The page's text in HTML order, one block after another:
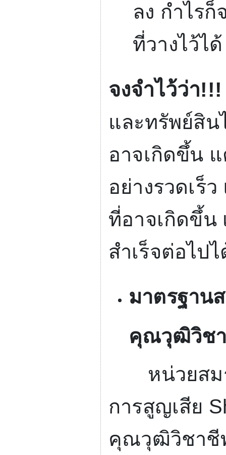
ลง กำไร
ที่วางไว้ได้
จงจำไว้ว่า!!!
และทรัพย์สิน
อาจเกิดขึ้น แ
อย่างรวดเร็
ที่อาจเกิดขึ้น
สำเร็จต่อไป
มาตรฐาน
คุณวุฒิวิช
หน่วยสมร
การสูญเสีย
คุณวุฒิวิชาชี